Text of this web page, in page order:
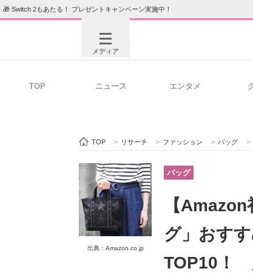
🎁 Switch 2もあたる！ プレゼントキャンペーン実施中！
メディア
ビジネスと働き方のヒント
ITエンジニア向け専門サイト 企
TOP ニュース エンタメ
TOP > リサーチ > ファッション > バッグ >
出典：Amazon.co.jp
バッグ
【
グ」おす
TOP10！